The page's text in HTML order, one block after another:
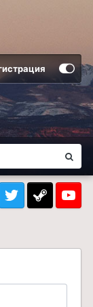
Twitter Steam